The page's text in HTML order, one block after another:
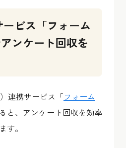
ビス「フォーム
ンケート回収を
連携サービス「フォーム
と、アンケート回収を効率
す。